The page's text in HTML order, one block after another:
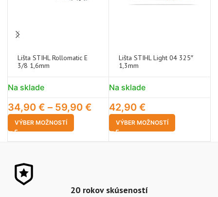
Lišta STIHL Rollomatic E
3/8 1,6mm
Na sklade
34,90 € – 59,90 €
VÝBER MOŽNOSTÍ
Lišta STIHL Light 04 325″
1,3mm
Na sklade
42,90 €
VÝBER MOŽNOSTÍ
20 rokov skúseností